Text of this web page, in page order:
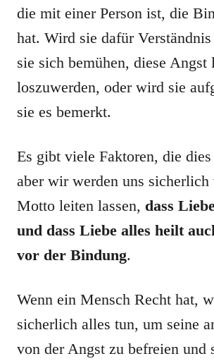
die mit einer Person ist, die
hat. Wird sie dafür
sie sich bemühen, diese Angst
loszuwerden, oder wird sie
sie es bemerkt.
Es gibt viele Faktoren, die
aber wir werden uns sicherlich
Motto leiten lassen, dass
und dass Liebe alles heilt
vor der Bindung.
Wenn ein Mensch Recht hat,
sicherlich alles tun, um seine
von der Angst zu befreien und